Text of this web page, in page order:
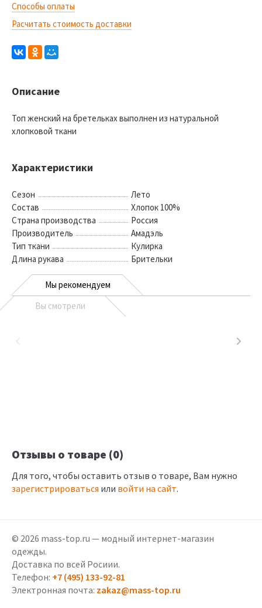
Способы оплаты
Расчитать стоимость доставки
Описание
Топ женский на бретельках выполнен из натуральной
хлопковой ткани
Характеристики
Сезон
Лето
Состав
Хлопок 100%
Страна производства
Россия
Производитель
Амадэль
Тип ткани
Кулирка
Длина рукава
Брительки
Мы рекомендуем
Вы смотрели
Отзывы о товаре (0)
Для того, чтобы оставить отзыв о товаре, Вам нужно
зарегистрироваться или войти на сайт.
© 2026 mass-top.ru — модный интернет-магазин
одежды.
Доставка по всей Росиии.
Телефон: +7 (495) 133-92-81
Электронная почта: zakaz@mass-top.ru